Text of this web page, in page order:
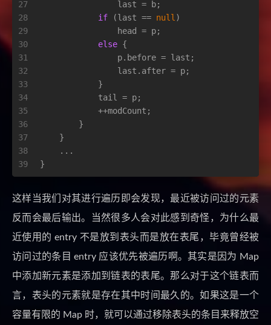
27
28
29
30
31
32
33
34
35
36
37
38
39
                last = b;
if (last == null )
                head = p;
else {
                p.before = last;
                last.after = p;
            }
            tail = p;
            ++modCount;
        }
    }
    ...
}
这样当我们对其进行遍历即会发现，最近被访问过的元素
反而会最后输出。当然很多人会对此感到奇怪，为什么最
近使用的 entry 不是放到表头而是放在表尾，毕竟曾经被
访问过的条目 entry 应该优先被遍历啊。其实是因为 Map
中添加新元素是添加到链表的表尾。那么对于这个链表而
言，表头的元素就是存在其中时间最久的。如果这是一个
容量有限的 Map 时，就可以通过移除表头的条目来释放空